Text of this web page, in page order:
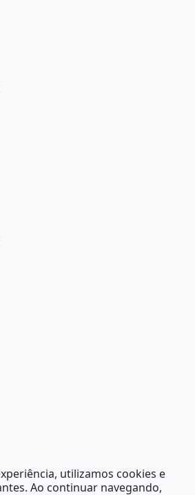
utilizamos cookies e
Ao continuar navegando,